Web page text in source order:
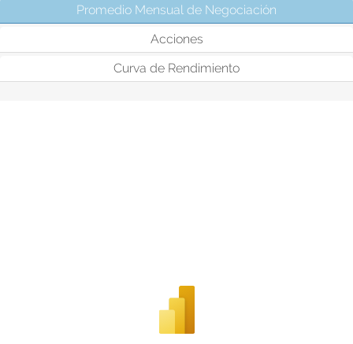
Promedio Mensual de Negociación
Acciones
Curva de Rendimiento